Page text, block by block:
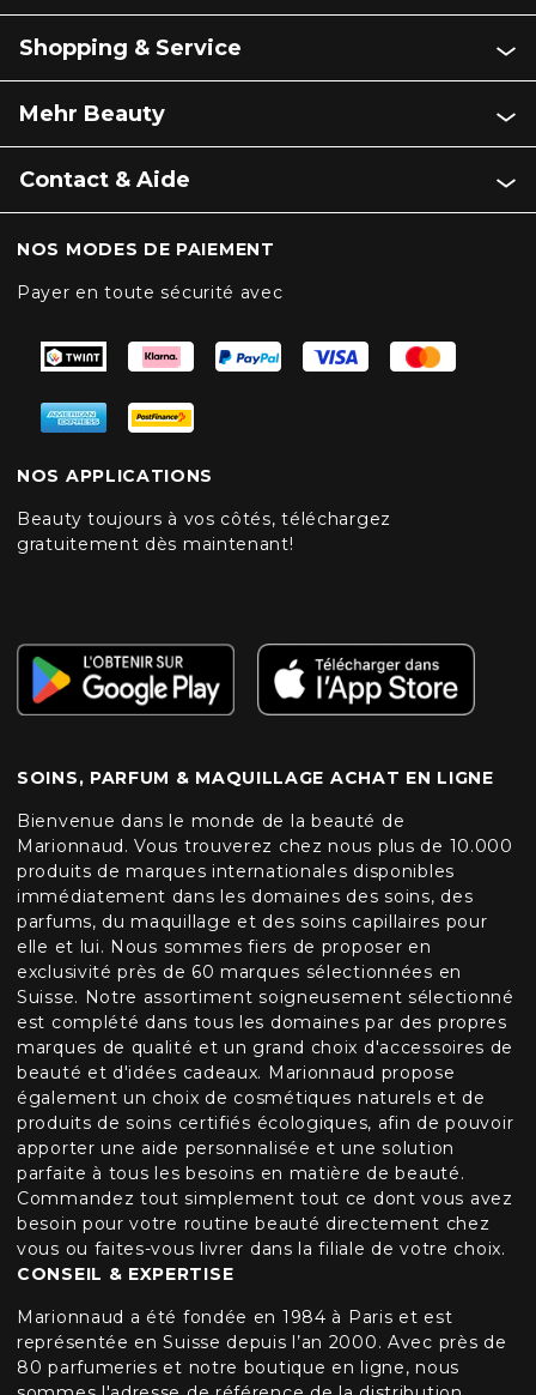
Shopping & Service
Mehr Beauty
Contact & Aide
NOS MODES DE PAIEMENT
Payer en toute sécurité avec
NOS APPLICATIONS
Beauty toujours à vos côtés, téléchargez
gratuitement dès maintenant!
SOINS, PARFUM & MAQUILLAGE ACHAT EN LIGNE
Bienvenue dans le monde de la beauté de
Marionnaud. Vous trouverez chez nous plus de 10.000
produits de marques internationales disponibles
immédiatement dans les domaines des soins, des
parfums, du maquillage et des soins capillaires pour
elle et lui. Nous sommes fiers de proposer en
exclusivité près de 60 marques sélectionnées en
Suisse. Notre assortiment soigneusement sélectionné
est complété dans tous les domaines par des propres
marques de qualité et un grand choix d'accessoires de
beauté et d'idées cadeaux. Marionnaud propose
également un choix de cosmétiques naturels et de
produits de soins certifiés écologiques, afin de pouvoir
apporter une aide personnalisée et une solution
parfaite à tous les besoins en matière de beauté.
Commandez tout simplement tout ce dont vous avez
besoin pour votre routine beauté directement chez
vous ou faites-vous livrer dans la filiale de votre choix.
CONSEIL & EXPERTISE
Marionnaud a été fondée en 1984 à Paris et est
représentée en Suisse depuis l’an 2000. Avec près de
80 parfumeries et notre boutique en ligne, nous